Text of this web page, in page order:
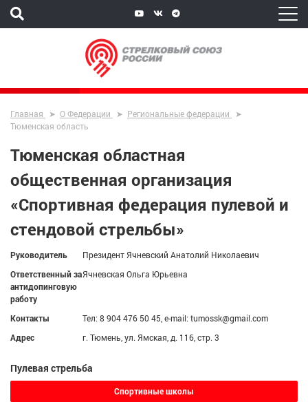
Главная О Федерации
Региональные федерации
Тюменская область
Тюменская областная
общественная организация
«Спортивная федерация пулевой и
стендовой стрельбы»
Руководитель
Президент Ячневский Анатолий Николаевич
Ответственный за
антидопинговую
работу
Ячневская Ольга Юрьевна
Контакты
Тел: 8 904 476 50 45, e-mail: tumossk@gmail.com
Адрес
г. Тюмень, ул. Ямская, д. 116, стр. 3
Пулевая стрельба
Спортивные школы